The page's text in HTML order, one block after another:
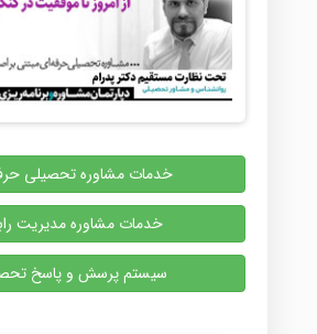
خدمات مشاوره تحصیلی
خدمات مشاوره مدیریت
سیستم پرسش و پاسخ